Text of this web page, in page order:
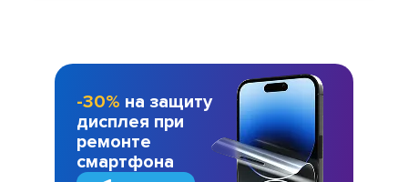
-30% на защиту
дисплея при
ремонте
смартфона